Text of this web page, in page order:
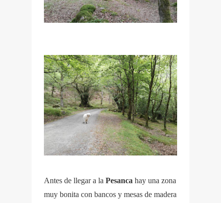
Antes de llegar a la Pesanca hay una zona
muy bonita con bancos y mesas de madera